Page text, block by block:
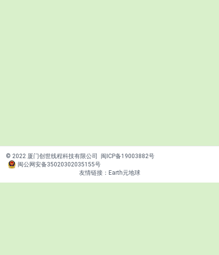
© 2022 厦门创世线程科技有限公司
闽ICP备19003882号
闽公网安备35020302035155号
友情链接： Earth元地球